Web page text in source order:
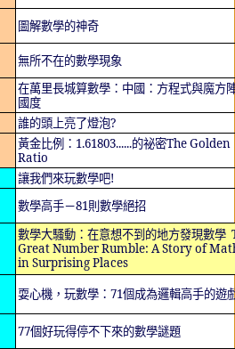
圖解數學的神奇
無所不在的數學現象
在萬里長城算數學：中國：方程式與魔方
國度
誰的頭上亮了燈泡?
黃金比例： 1.61803......的祕密The Golden
Ratio
讓我們來玩數學吧!
數學高手－81則數學絕招
數學大騷動：在意想不到的地方發現數學
Great Number Rumble: A Story of
in Surprising Places
耍心機，玩數學： 71個成為邏輯高手的遊
77個好玩得停不下來的數學謎題